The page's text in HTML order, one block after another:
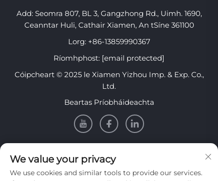
Add: Seomra 807, BL 3, Gangzhong Rd., Uimh. 1690,
Ceanntar Huli, Cathair Xiamen, An tSíne 361100
Lorg: +86-13859990367
Ríomhphost: [email protected]
Cóipcheart © 2025 le Xiamen Yizhou Imp. & Exp. Co.,
Ltd.
Beartas Príobháideachta
EOLAS
Cláraigh lenár nuachtlitir sheachtainiúil a fháil
We value your privacy
We use cookies and similar tools to provide our services.